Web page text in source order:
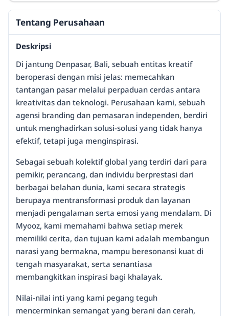
Tentang Perusahaan
Deskripsi
Di jantung Denpasar, Bali, sebuah entitas kreatif
beroperasi dengan misi jelas: memecahkan
tantangan pasar melalui perpaduan cerdas antara
kreativitas dan teknologi. Perusahaan kami, sebuah
agensi branding dan pemasaran independen, berdiri
untuk menghadirkan solusi-solusi yang tidak hanya
efektif, tetapi juga menginspirasi.
Sebagai sebuah kolektif global yang terdiri dari para
pemikir, perancang, dan individu berprestasi dari
berbagai belahan dunia, kami secara strategis
berupaya mentransformasi produk dan layanan
menjadi pengalaman serta emosi yang mendalam. Di
Myooz, kami memahami bahwa setiap merek
memiliki cerita, dan tujuan kami adalah membangun
narasi yang bermakna, mampu beresonansi kuat di
tengah masyarakat, serta senantiasa
membangkitkan inspirasi bagi khalayak.
Nilai-nilai inti yang kami pegang teguh
mencerminkan semangat yang berani dan cerah,